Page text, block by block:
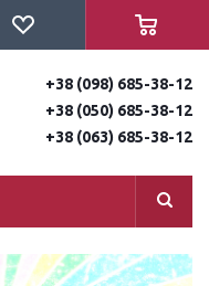
+38 (098) 685-38-12
+38 (050) 685-38-12
+38 (063) 685-38-12